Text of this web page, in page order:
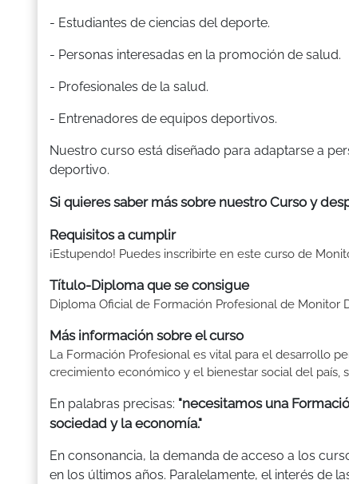
- Estudiantes de ciencias del deporte.
- Personas interesadas en la promoción de salud.
- Profesionales de la salud.
- Entrenadores de equipos deportivos.
Nuestro curso está diseñado para adaptarse a
deportivo.
Si quieres saber más sobre nuestro Curso y
Requisitos a cumplir
¡Estupendo! Puedes inscribirte en este curso de
Título-Diploma que se consigue
Diploma Oficial de Formación Profesional de Monitor
Más información sobre el curso
La Formación Profesional es vital para el desarrollo
crecimiento económico y el bienestar social del país,
En palabras precisas: "necesitamos una
sociedad y la economía."
En consonancia, la demanda de acceso a los
en los últimos años. Paralelamente, el interés de